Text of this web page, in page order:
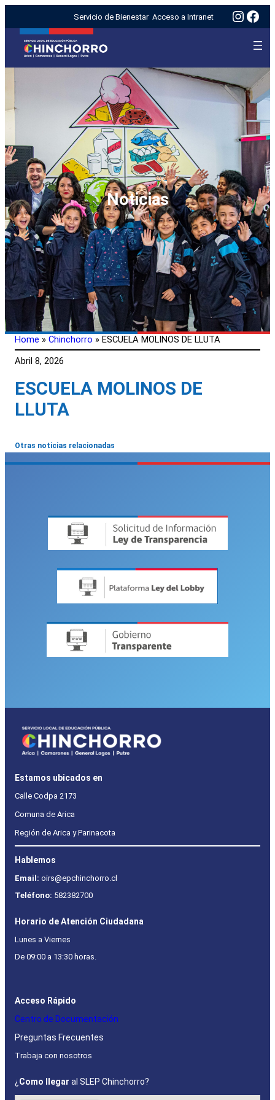
Servicio de Bienestar Acceso a Intranet
Noticias
Home » Chinchorro » ESCUELA MOLINOS DE LLUTA
Abril 8, 2026
ESCUELA MOLINOS DE
LLUTA
Otras noticias relacionadas
Estamos ubicados en
Calle Codpa 2173
Comuna de Arica
Región de Arica y Parinacota
Hablemos
Email: oirs@epchinchorro.cl
Teléfono: 582382700
Horario de Atención Ciudadana
Lunes a Viernes
De 09:00 a 13:30 horas.
Acceso Rápido
Centro de Documentación
Preguntas Frecuentes
Trabaja con nosotros
¿ Como llegar al SLEP Chinchorro?